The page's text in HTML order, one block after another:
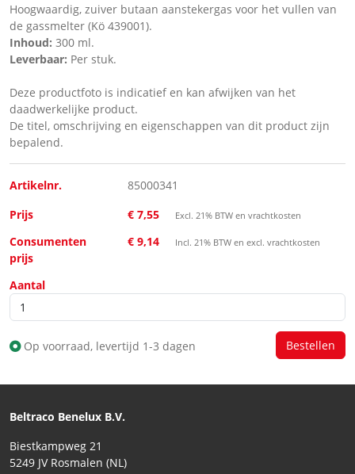
Hoogwaardig, zuiver butaan aanstekergas voor het vullen van
de gassmelter (Kö 439001).
Inhoud: 300 ml.
Leverbaar: Per stuk.
Deze productfoto is indicatief en kan afwijken van het
daadwerkelijke product.
De titel, omschrijving en eigenschappen van dit product zijn
bepalend.
Artikelnr.
85000341
Prijs
€ 7,55 Excl. 21% BTW en vrachtkosten
Consumenten
prijs
€ 9,14 Incl. 21% BTW en excl. vrachtkosten
Aantal
Op voorraad, levertijd 1-3 dagen
Beltraco Benelux B.V.
Biestkampweg 21
5249 JV Rosmalen (NL)